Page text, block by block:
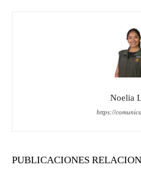
Noelia
https://
PUBLICACIONES